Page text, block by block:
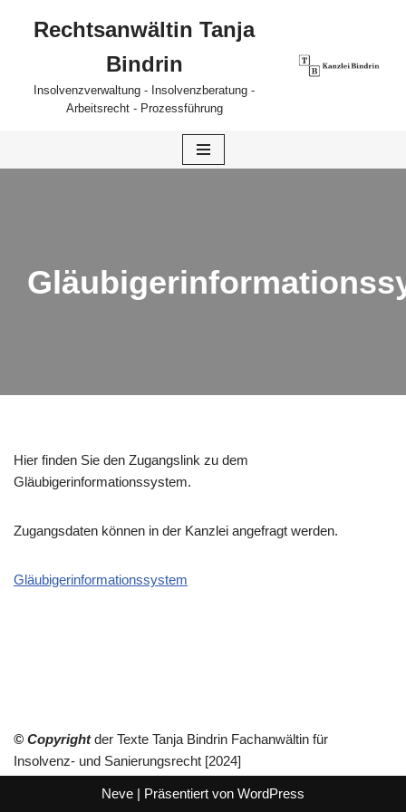
springen
Rechtsanwältin Tanja
Bindrin
Insolvenzverwaltung - Insolvenzberatung -
Arbeitsrecht - Prozessführung
Hier finden Sie den Zugangslink zu dem
Gläubigerinformationssystem.
Zugangsdaten können in der Kanzlei angefragt werden.
Gläubigerinformationssystem
© Copyrightder Texte Tanja Bindrin Fachanwältin für
Insolvenz- und Sanierungsrecht [2024]
Neve | Präsentiert von WordPress